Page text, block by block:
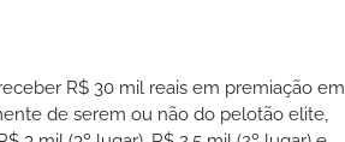
R$ 30 mil reais em premiação em
de serem ou não do pelotão elite,